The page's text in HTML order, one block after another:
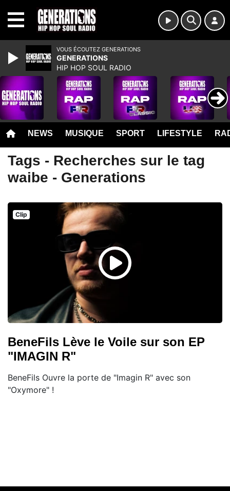
NEWS MUSIQUE SPORT LIFESTYLE
Tags - Recherches sur le tag
waibe - Generations
Clip
BeneFils Lève le Voile sur son EP
"IMAGIN R"
BeneFils Ouvre la porte de "Imagin R" avec son
"Oxymore" !
VOUS ÉCOUTEZ GENERATIONS
GENERATIONS
HIP HOP SOUL RADIO